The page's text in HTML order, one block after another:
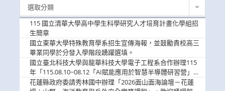
選取分類
115 國立清華大學高中學生科學研究人才培育計畫化學組招
生簡章
國立東華大學特殊教育學系招生宣傳海報，並鼓勵貴校高三
畢業同學於分發入學階段踴躍選填。
國立臺北科技大學與龍華科技大學電子工程系合作辦理115
年「115.08.10~08.12「AI賦能應用於智慧半導體研習營」，
歡迎學生踴躍報名參加
花蓮縣政府委請秀林國中辦理「2026面山面海論壇－花蓮